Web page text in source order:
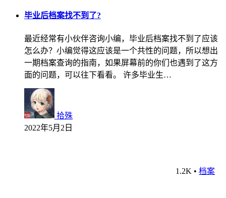
毕业后档案找不到了?
最近经常有小伙伴咨询小编，毕业后档案找不到了应该
怎么办？小编觉得这应该是一个共性的问题，所以想出
一期档案查询的指南，如果屏幕前的你们也遇到了这方
面的问题，可以往下看看。 许多毕业生…
拾殊
2022年5月2日
1.2K • 档案